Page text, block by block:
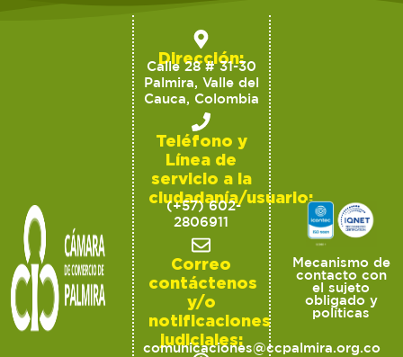
Dirección:
Calle 28 # 31-30
Palmira, Valle del
Cauca, Colombia
Teléfono y
Línea de
servicio a la
ciudadanía/usuario:
(+57) 602-
2806911
Correo
contáctenos
y/o
notificaciones
judiciales:
comunicaciones@ccpalmira.org.co
Mecanismo de
contacto con
el sujeto
obligado y
políticas